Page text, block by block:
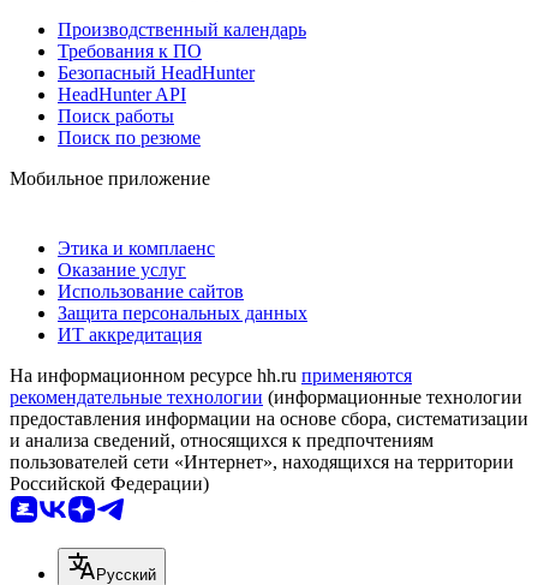
Производственный календарь
Требования к ПО
Безопасный HeadHunter
HeadHunter API
Поиск работы
Поиск по резюме
Мобильное приложение
Этика и комплаенс
Оказание услуг
Использование сайтов
Защита персональных данных
ИТ аккредитация
На информационном ресурсе hh.ru применяются
рекомендательные технологии (информационные технологии
предоставления информации на основе сбора, систематизации
и анализа сведений, относящихся к предпочтениям
пользователей сети «Интернет», находящихся на территории
Российской Федерации)
Русский